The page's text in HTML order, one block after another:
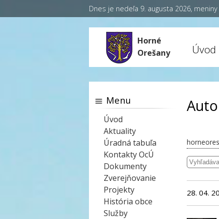
Dnes je nedeľa 9. augusta 2026,
Horné
Orešany
Úvod
28. 04.
Menu
Úvod
Aktuality
Úradná tabuľa
Kontakty OcÚ
Dokumenty
Zverejňovanie
Projekty
História obce
Služby